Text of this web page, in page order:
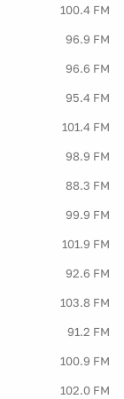
100.4 FM
96.9 FM
96.6 FM
95.4 FM
101.4 FM
98.9 FM
88.3 FM
99.9 FM
101.9 FM
92.6 FM
103.8 FM
91.2 FM
100.9 FM
102.0 FM